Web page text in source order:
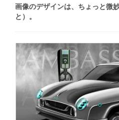
画像のデザインは、ちょっと微
と）。